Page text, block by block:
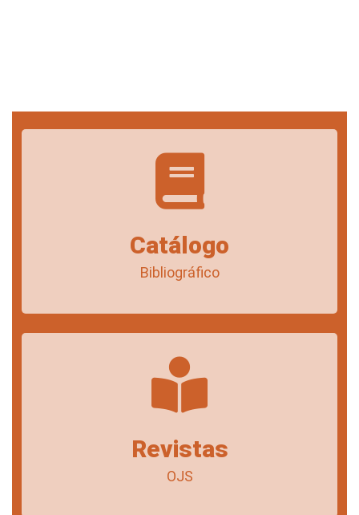
Catálogo
Bibliográfico
Revistas
OJS